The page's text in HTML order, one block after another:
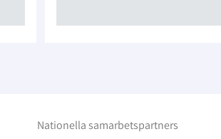
Nationella samarbetspartners